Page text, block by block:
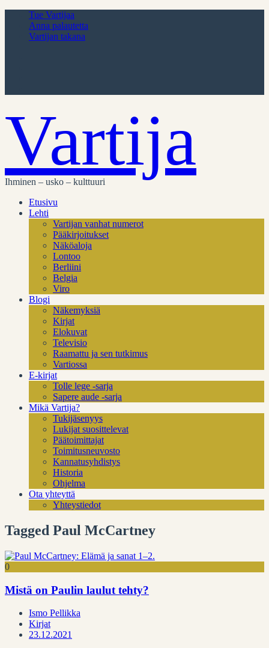
Tue Vartijaa
Anna palautetta
Vartijan takana
Vartija
Ihminen – usko – kulttuuri
Etusivu
Lehti
Vartijan vanhat numerot
Pääkirjoitukset
Näköaloja
Lontoo
Berliini
Belgia
Viro
Blogi
Näkemyksiä
Kirjat
Elokuvat
Televisio
Raamattu ja sen tutkimus
Vartiossa
E-kirjat
Tolle lege -sarja
Sapere aude -sarja
Mikä Vartija?
Tukijäsenyys
Lukijat suosittelevat
Päätoimittajat
Toimitusneuvosto
Kannatusyhdistys
Historia
Ohjelma
Ota yhteyttä
Yhteystiedot
Tagged Paul McCartney
0
Mistä on Paulin laulut tehty?
Ismo Pellikka
Kirjat
23.12.2021